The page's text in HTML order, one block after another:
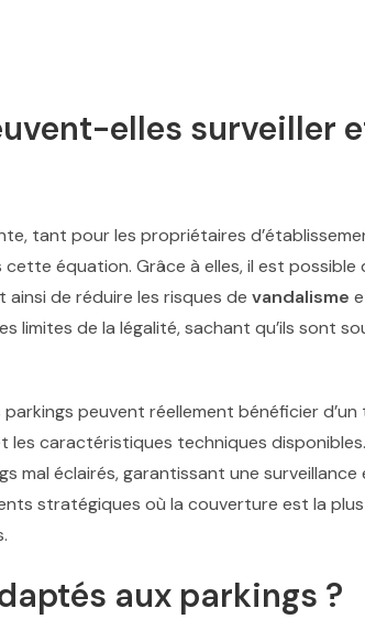
elles surveiller
tant pour les propriétaires
équation. Grâce à elles, il est possible
de réduire les risques de vandalisme
limites de la légalité, sachant qu’ils sont
peuvent réellement bénéficier
caractéristiques techniques
mal éclairés, garantissant une surveillance
stratégiques où la couverture est la
aux parkings ?